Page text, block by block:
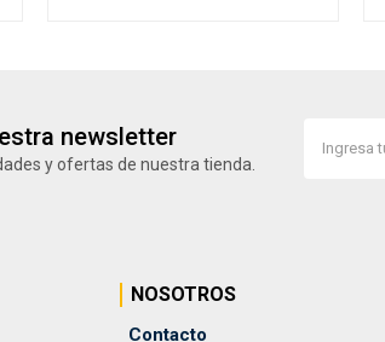
newsletter
y ofertas de nuestra tienda.
NOSOTROS
Contacto